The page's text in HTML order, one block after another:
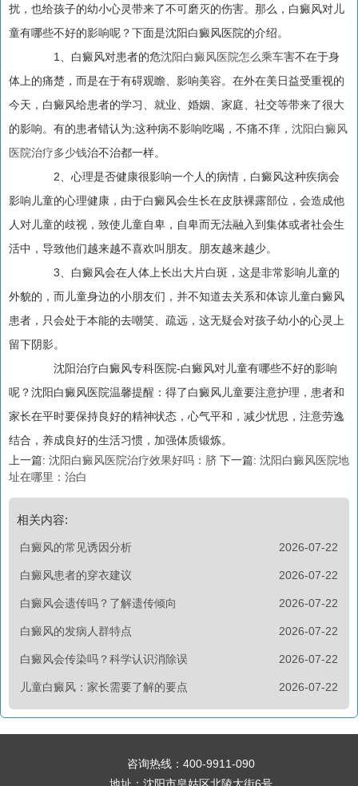
扰，也给孩子的幼小心灵带来了不可磨灭的伤害。那么，白癜风对儿
童有哪些不好的影响呢？下面是沈阳白癜风医院的介绍。
1、白癜风对患者的危沈阳白癜风医院怎么乘车害不在于身
体上的痛楚，而是在于有碍观瞻、影响美容。在外在美日益受重视的
今天，白癜风给患者的学习、就业、婚姻、家庭、社交等带来了很大
的影响。有的患者错认为;这种病不影响吃喝，不痛不痒， 沈阳白癜风
医院治疗多少钱治不治都一样。
2、心理是否健康很影响一个人的病情，白癜风这种疾病会
影响儿童的心理健康，由于白癜风会生长在皮肤裸露部位，会造成他
人对儿童的歧视，致使儿童自卑，自卑而无法融入到集体或者社会生
活中，导致他们越来越不喜欢叫朋友。朋友越来越少。
3、白癜风会在人体上长出大片白斑，这是非常影响儿童的
外貌的，而儿童身边的小朋友们，并不知道去关系和体谅儿童白癜风
患者，只会处于本能的去嘲笑、疏远，这无疑会对孩子幼小的心灵上
留下阴影。
沈阳治疗白癜风专科医院-白癜风对儿童有哪些不好的影响
呢？沈阳白癜风医院温馨提醒：得了白癜风儿童要注意护理，患者和
家长在平时要保持良好的精神状态，心气平和，减少忧思，注意劳逸
结合，养成良好的生活习惯，加强体质锻炼。
上一篇: 沈阳白癜风医院治疗效果好吗：脐 下一篇: 沈阳白癜风医院地
址在哪里：治白
相关内容:
2026-07-22
白癜风的常见诱因分析
2026-07-22
白癜风患者的穿衣建议
2026-07-22
白癜风会遗传吗？了解遗传倾向
2026-07-22
白癜风的发病人群特点
2026-07-22
白癜风会传染吗？科学认识消除误
2026-07-22
儿童白癜风：家长需要了解的要点
咨询热线： 400-9911-090